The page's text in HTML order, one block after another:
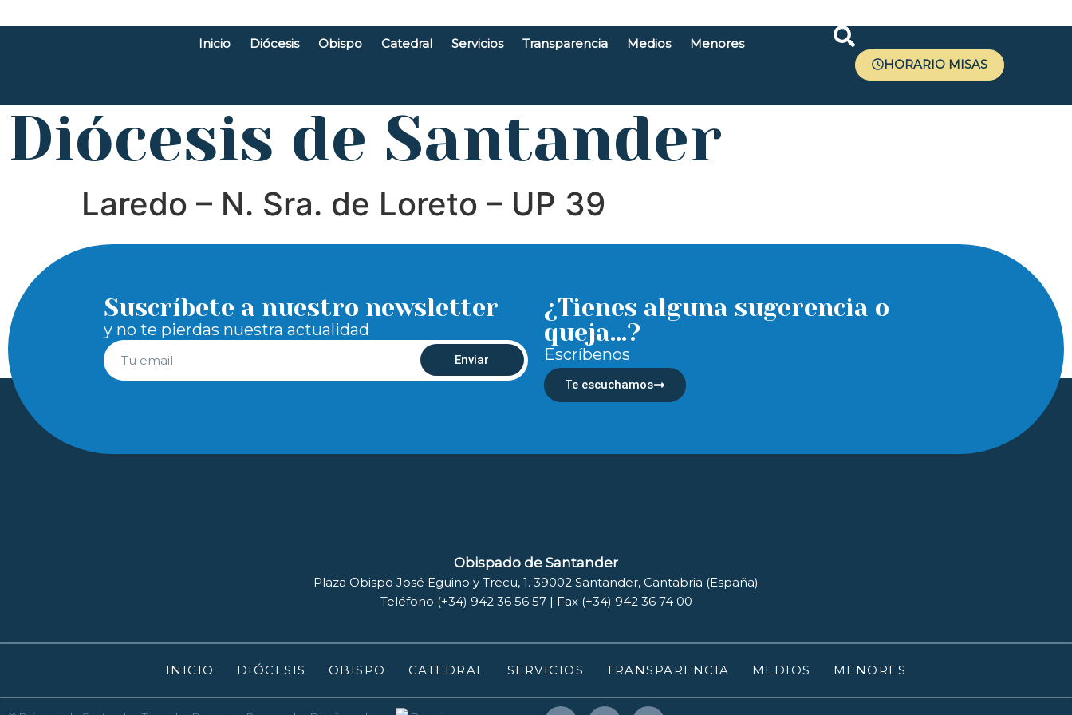
Inicio Diócesis Obispo Catedral Servicios Transparencia Medios
Menores
HORARIO MISAS
Diócesis de Santander
Laredo – N. Sra. de Loreto – UP 39
Suscríbete a nuestro newsletter
y no te pierdas nuestra actualidad
Enviar
¿Tienes alguna sugerencia o
queja...?
Escríbenos
Te escuchamos
Obispado de Santander
Plaza Obispo José Eguino y Trecu, 1. 39002 Santander, Cantabria (España)
Teléfono (+34) 942 36 56 57 | Fax (+34) 942 36 74 00
INICIO DIÓCESIS OBISPO CATEDRAL SERVICIOS TRANSPARENCIA MEDIOS MENORES